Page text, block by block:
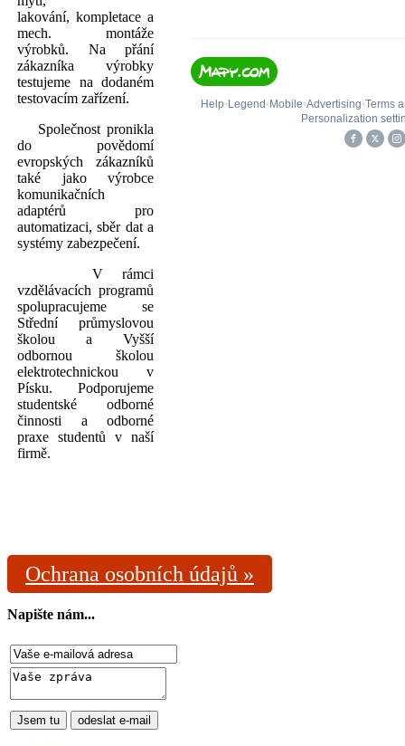
lakování, kompletace a
mech. montáže
výrobků. Na přání
zákazníka výrobky
testujeme na dodaném
testovacím zařízení.
Společnost pronikla
do povědomí
evropských zákazníků
také jako výrobce
komunikačních
adaptérů pro
automatizaci, sběr dat a
systémy zabezpečení.
V rámci
vzdělávacích programů
spolupracujeme se
Střední průmyslovou
školou a Vyšší
odbornou školou
elektrotechnickou v
Písku. Podporujeme
studentské odborné
činnosti a odborné
praxe studentů v naší
firmě.
Ochrana osobních údajů »
Napište nám...